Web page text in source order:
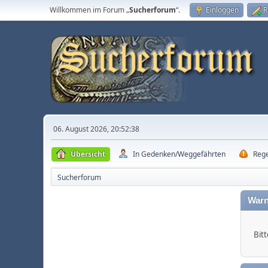
Willkommen im Forum „Sucherforum“. Einloggen
06. August 2026, 20:52:38
Übersicht In Gedenken/Weggefährten
Sucherforum